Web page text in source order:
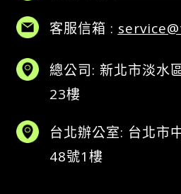
客服信箱 :
總公司: 新北市淡水
23樓
台北辦公室: 台北市
48號1樓